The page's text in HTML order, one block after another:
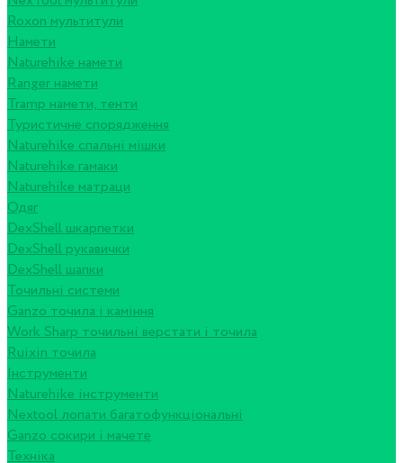
Roxon мультитули
Намети
Naturehike намети
Ranger намети
Tramp намети, тенти
Туристичне спорядження
Naturehike спальні мішки
Naturehike гамаки
Naturehike матраци
Одяг
DexShell шкарпетки
DexShell рукавички
DexShell шапки
Точильні системи
Ganzo точила і каміння
Work Sharp точильні верстати і точила
Ruixin точила
Інструменти
Naturehike інструменти
Nextool лопати багатофункціональні
Ganzo сокири і мачете
Техніка